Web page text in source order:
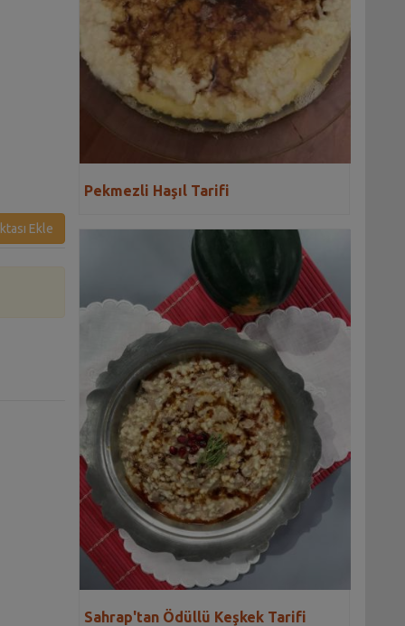
Ekle
Pekmezli Haşıl Tarifi
Sahrap'tan Ödüllü Keşkek Tarifi